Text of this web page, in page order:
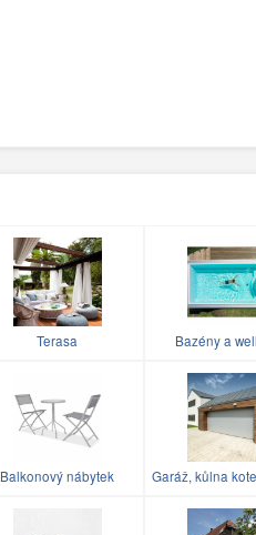
Terasa Bazény a
Balkonový nábytek Garáž, kůlna